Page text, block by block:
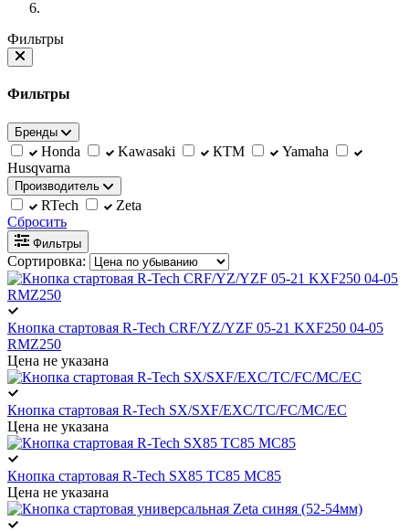
Фильтры
Фильтры
Бренды
Honda Kawasaki КТМ
Yamaha
Husqvarna
Производитель
RTech
Zeta
Сбросить
Фильтры
Сортировка:
Кнопка стартовая R-Tech CRF/YZ/YZF 05-21 KXF250 04-05
RMZ250
Цена не указана
Кнопка стартовая R-Tech SX/SXF/EXC/TC/FC/MC/EC
Цена не указана
Кнопка стартовая R-Tech SX85 TC85 MC85
Цена не указана